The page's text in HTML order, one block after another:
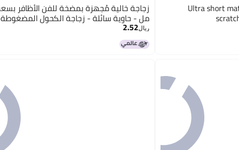
Ultra short
مل - حاوية سائلة - زجاجة الكحول المضغوطة
ريال2.52